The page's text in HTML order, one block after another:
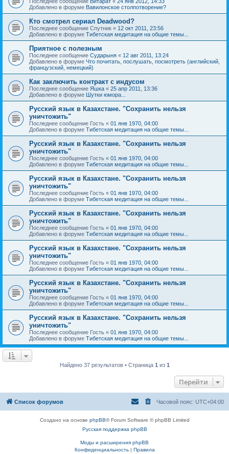
Добавлено в форуме Вавилонское столпотворение?
Кто смотрел сериал Deadwood?
Последнее сообщение Спутник « 12 окт 2011, 23:56
Добавлено в форуме Тибетская медитация на общие темы...
Приятное с полезным
Последнее сообщение Сударыня « 12 авг 2011, 13:24
Добавлено в форуме Что почитать, послушать, посмотреть (английский,
французский, немецкий)
Как заключить контракт с индусом
Последнее сообщение Яшка « 25 апр 2011, 13:36
Добавлено в форуме Шутки юмора...
Русский язык в Казахстане. "Сохранить нельзя
уничтожить"
Последнее сообщение Гость « 01 янв 1970, 04:00
Добавлено в форуме Тибетская медитация на общие темы...
Русский язык в Казахстане. "Сохранить нельзя
уничтожить"
Последнее сообщение Гость « 01 янв 1970, 04:00
Добавлено в форуме Тибетская медитация на общие темы...
Русский язык в Казахстане. "Сохранить нельзя
уничтожить"
Последнее сообщение Гость « 01 янв 1970, 04:00
Добавлено в форуме Тибетская медитация на общие темы...
Русский язык в Казахстане. "Сохранить нельзя
уничтожить"
Последнее сообщение Гость « 01 янв 1970, 04:00
Добавлено в форуме Тибетская медитация на общие темы...
Русский язык в Казахстане. "Сохранить нельзя
уничтожить"
Последнее сообщение Гость « 01 янв 1970, 04:00
Добавлено в форуме Тибетская медитация на общие темы...
Русский язык в Казахстане. "Сохранить нельзя
уничтожить"
Последнее сообщение Гость « 01 янв 1970, 04:00
Добавлено в форуме Тибетская медитация на общие темы...
Русский язык в Казахстане. "Сохранить нельзя
уничтожить"
Последнее сообщение Гость « 01 янв 1970, 04:00
Добавлено в форуме Тибетская медитация на общие темы...
Найдено 37 результатов • Страница 1 из 1
Перейти
Список форумов Часовой пояс: UTC+04:00
Создано на основе phpBB® Forum Software © phpBB Limited
Русская поддержка phpBB
Моды и расширения phpBB
Конфиденциальность| Правила